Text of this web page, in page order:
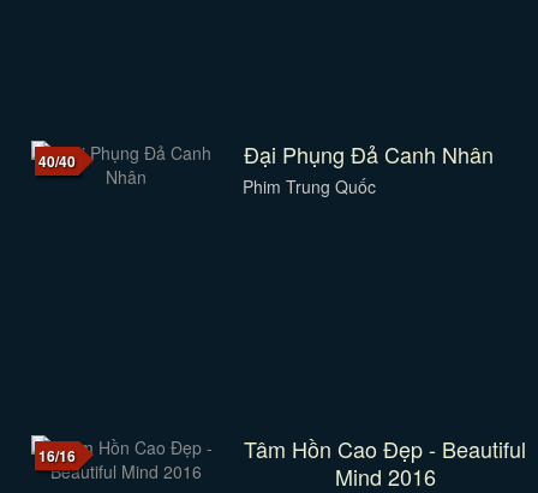
40/40 Đại Phụng Đả Canh Nhân
Phim Trung Quốc
16/16
Tâm Hồn Cao Đẹp - Beautiful
Mind 2016